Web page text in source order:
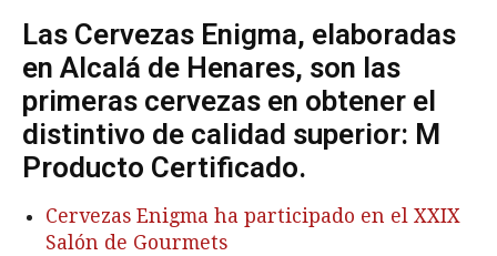
Las Cervezas Enigma, elaboradas
en Alcalá de Henares, son las
primeras cervezas en obtener el
distintivo de calidad superior: M
Producto Certificado.
Cervezas Enigma ha participado en el XXIX
Salón de Gourmets